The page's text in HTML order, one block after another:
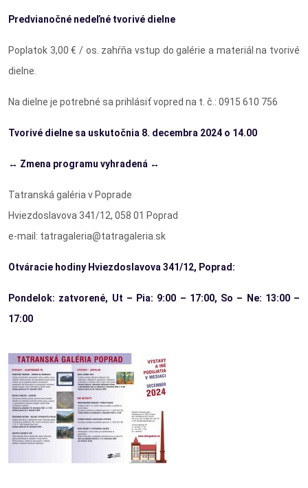
Predvianočné nedeľné tvorivé dielne
Poplatok 3,00 € / os. zahŕňa vstup do galérie a materiál na tvorivé
dielne.
Na dielne je potrebné sa prihlásiť vopred na t. č.: 0915 610 756
Tvorivé dielne sa uskutočnia 8. decembra 2024 o 14.00
↔ Zmena programu vyhradená ↔
Tatranská galéria v Poprade
Hviezdoslavova 341/12, 058 01 Poprad
e-mail: tatragaleria@tatragaleria.sk
Otváracie hodiny Hviezdoslavova 341/12, Poprad:
Pondelok: zatvorené, Ut – Pia: 9:00 – 17:00, So – Ne: 13:00 –
17:00